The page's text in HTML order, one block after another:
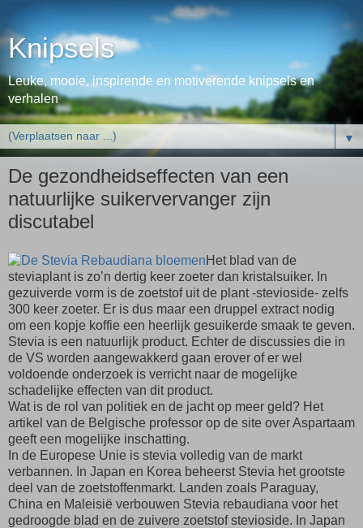
Knipsels
Leuke, mooie, inspirende en motiverende knipsels en
verhalen
▼
De gezondheidseffecten van een
natuurlijke suikervervanger zijn
discutabel
Het blad van de
steviaplant is zo’n dertig keer zoeter dan kristalsuiker. In
gezuiverde vorm is de zoetstof uit de plant -stevioside- zelfs
300 keer zoeter. Er is dus maar een druppel extract nodig
om een kopje koffie een heerlijk gesuikerde smaak te geven.
Stevia is een natuurlijk product. Echter de discussies die in
de VS worden aangewakkerd gaan erover of er wel
voldoende onderzoek is verricht naar de mogelijke
schadelijke effecten van dit product.
Wat is de rol van politiek en de jacht op meer geld? Het
artikel van de Belgische professor op de site over Aspartaam
geeft een mogelijke inschatting.
In de Europese Unie is stevia volledig van de markt
verbannen. In Japan en Korea beheerst Stevia het grootste
deel van de zoetstoffenmarkt. Landen zoals Paraguay,
China en Maleisië verbouwen Stevia rebaudiana voor het
gedroogde blad en de zuivere zoetstof stevioside. In Japan